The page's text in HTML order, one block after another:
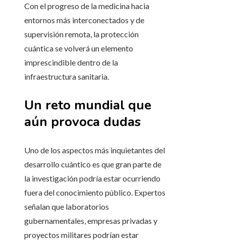
Con el progreso de la medicina hacia
entornos más interconectados y de
supervisión remota, la protección
cuántica se volverá un elemento
imprescindible dentro de la
infraestructura sanitaria.
Un reto mundial que
aún provoca dudas
Uno de los aspectos más inquietantes del
desarrollo cuántico es que gran parte de
la investigación podría estar ocurriendo
fuera del conocimiento público. Expertos
señalan que laboratorios
gubernamentales, empresas privadas y
proyectos militares podrían estar